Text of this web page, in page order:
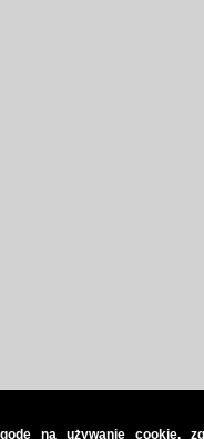
na używanie cookie,